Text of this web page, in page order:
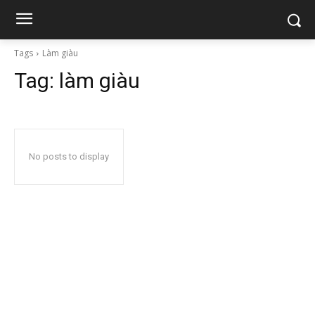
Tags Làm giàu
Tag: làm giàu
No posts to display